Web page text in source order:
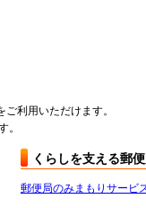
利用いただけます。
。
くらしを支える郵
郵便局のみまもりサービ